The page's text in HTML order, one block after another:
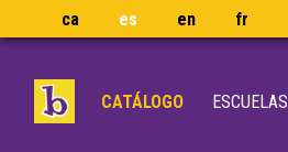
ca es en fr
CATÁLOGO ESCUELAS